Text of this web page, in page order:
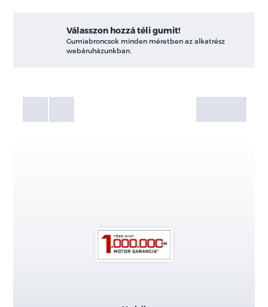
Válasszon hozzá téli gumit!
Gumiabroncsok minden méretben az alkatrész
webáruházunkban.
Galéria